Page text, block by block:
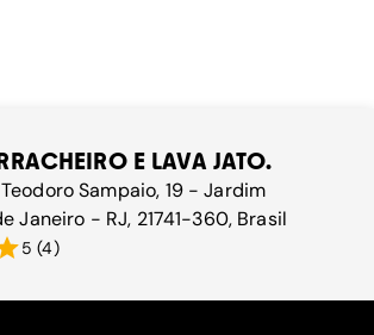
E LAVA JATO.
Teodoro Sampaio, 19 - Jardim
Janeiro - RJ, 21741-360, Brasil
5 (4)